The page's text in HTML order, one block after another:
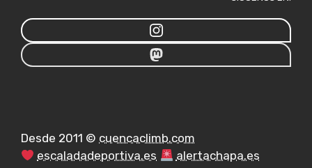
Desde 2011 © cuencaclimb.com
escaladadeportiva.es
alertachapa.es